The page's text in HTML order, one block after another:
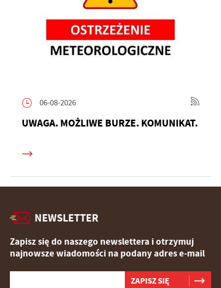
06-08-2026
UWAGA. MOŻLIWE BURZE. KOMUNIKAT.
NEWSLETTER
Zapisz się do naszego newslettera i otrzymuj
najnowsze wiadomości na podany adres e-mail